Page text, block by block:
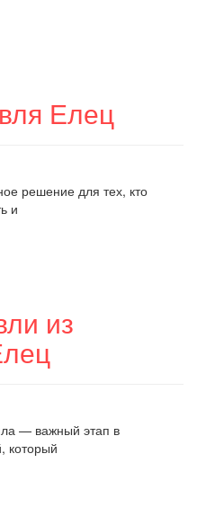
Елец
решение для тех, кто
и
из
— важный этап в
который